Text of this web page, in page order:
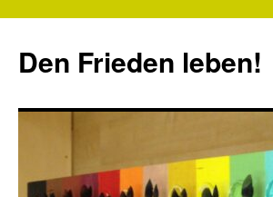
springen
Den Frieden leben!